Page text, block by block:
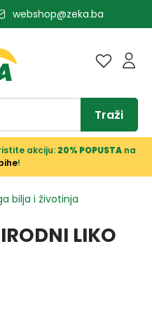
webshop@zeka.ba
Traži
akciju: 20% POPUSTAna
!
bilja i životinja
LIKO